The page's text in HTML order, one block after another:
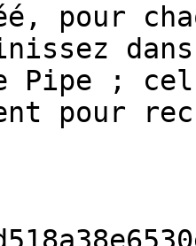
pour
Pipe ;
pour